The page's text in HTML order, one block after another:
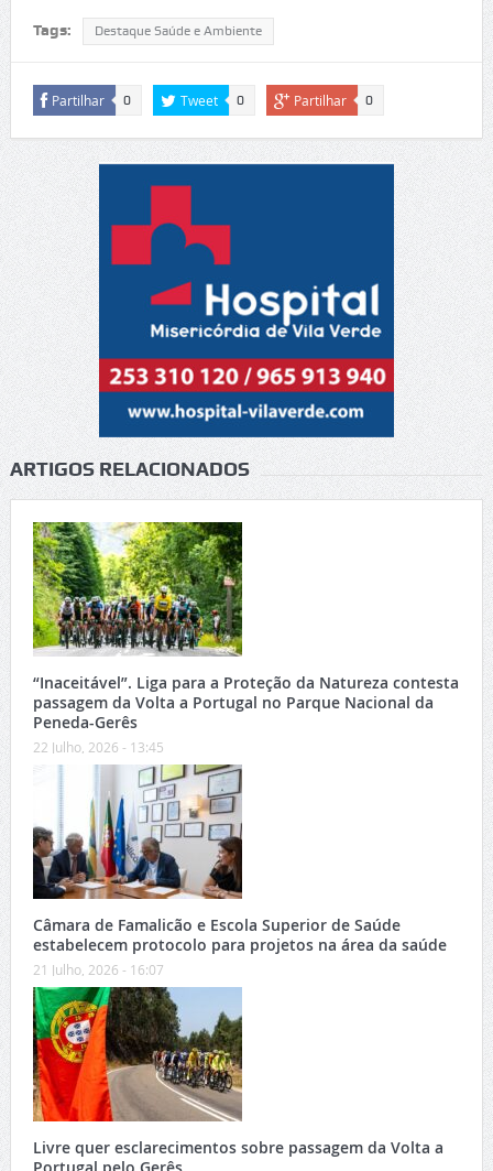
Tags: Destaque Saúde e Ambiente
Partilhar 0 Tweet 0 Partilhar 0
ARTIGOS RELACIONADOS
“Inaceitável”. Liga para a Proteção da Natureza contesta
passagem da Volta a Portugal no Parque Nacional da
Peneda-Gerês
22 Julho, 2026 - 13:45
Câmara de Famalicão e Escola Superior de Saúde
estabelecem protocolo para projetos na área da saúde
21 Julho, 2026 - 16:07
Livre quer esclarecimentos sobre passagem da Volta a